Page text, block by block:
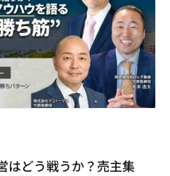
はどう戦うか？売主集